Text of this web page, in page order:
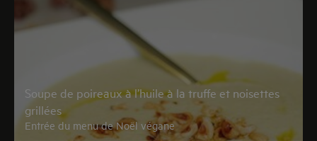
Soupe de poireaux à l’huile à la truffe et noisettes
grillées
Entrée du menu de Noël végane